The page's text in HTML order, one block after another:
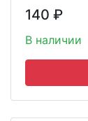
140 ₽
В наличии